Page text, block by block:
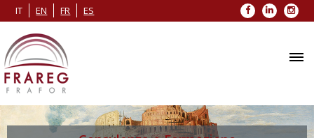
IT EN FR ES Facebook
LinkedIn